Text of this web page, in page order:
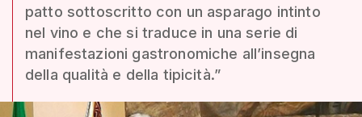
patto sottoscritto con un asparago intinto
nel vino e che si traduce in una serie di
manifestazioni gastronomiche all’insegna
della qualità e della tipicità.”